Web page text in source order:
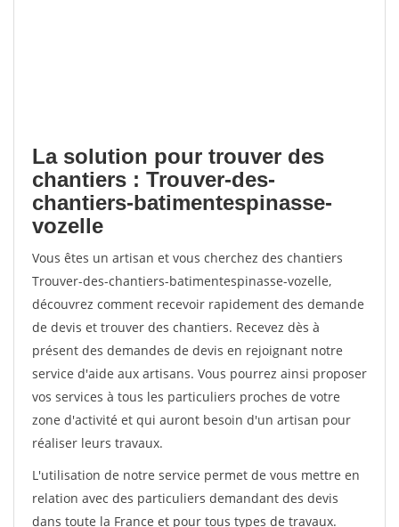
La solution pour trouver des
chantiers : Trouver-des-
chantiers-batimentespinasse-
vozelle
Vous êtes un artisan et vous cherchez des chantiers
Trouver-des-chantiers-batimentespinasse-vozelle,
découvrez comment recevoir rapidement des demande
de devis et trouver des chantiers. Recevez dès à
présent des demandes de devis en rejoignant notre
service d'aide aux artisans. Vous pourrez ainsi proposer
vos services à tous les particuliers proches de votre
zone d'activité et qui auront besoin d'un artisan pour
réaliser leurs travaux.
L'utilisation de notre service permet de vous mettre en
relation avec des particuliers demandant des devis
dans toute la France et pour tous types de travaux.